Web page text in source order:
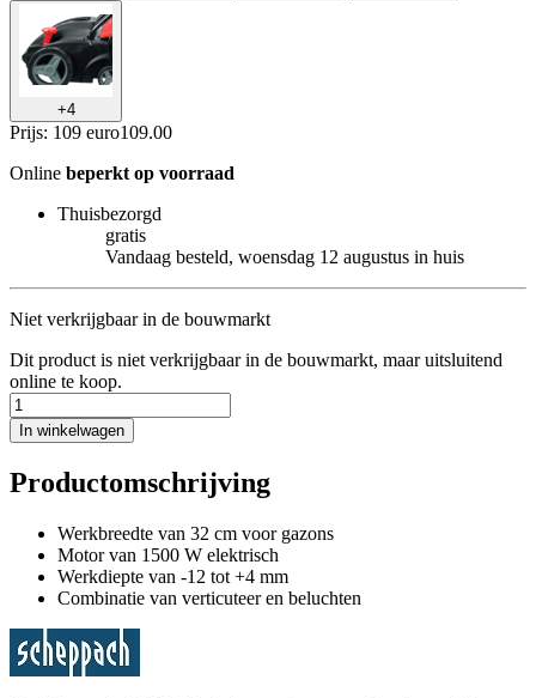
+4
Prijs: 109 euro109.00
Online beperkt op voorraad
Thuisbezorgd
gratis
Vandaag besteld, woensdag 12 augustus in huis
Niet verkrijgbaar in de bouwmarkt
Dit product is niet verkrijgbaar in de bouwmarkt, maar uitsluitend
online te koop.
In winkelwagen
Productomschrijving
Werkbreedte van 32 cm voor gazons
Motor van 1500 W elektrisch
Werkdiepte van -12 tot +4 mm
Combinatie van verticuteer en beluchten